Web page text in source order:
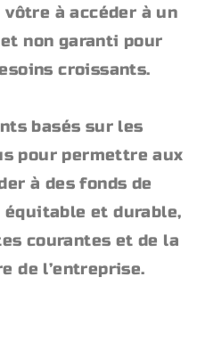
à accéder à un
non garanti pour
croissants.
basés sur les
pour permettre aux
à des fonds de
et durable,
courantes et de la
de l’entreprise.